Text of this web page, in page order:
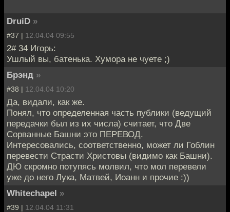
DruiD »
#37 | 12.04.04 09:55
2# 34 Игорь:
Ушлый вы, батенька. Хумора не чуете ;)
Брэнд »
#38 | 12.04.04 10:20
Да, видали, как же.
Понял, что определенная часть публики (ведущий
передачки был из их числа) считает, что Две
Сорванные Башни это ПЕРЕВОД.
Интересовались, соответственно, может ли Гоблин
перевести Страсти Христовы (видимо как Башни).
ДЮ скромно потупясь молвил, что мол перевели
уже до него Лука, Матвей, Иоанн и прочие :))
Whitechapel »
#39 | 12.04.04 11:31